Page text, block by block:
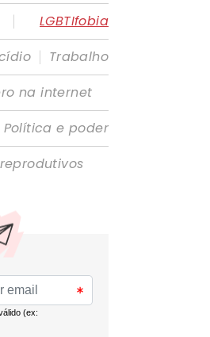
|
LGBTIfobia
| Trabalho
na internet
Política e poder